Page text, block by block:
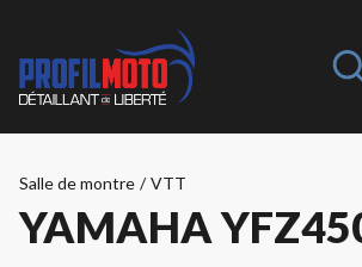
Salle de montre / VTT
YAMAHA